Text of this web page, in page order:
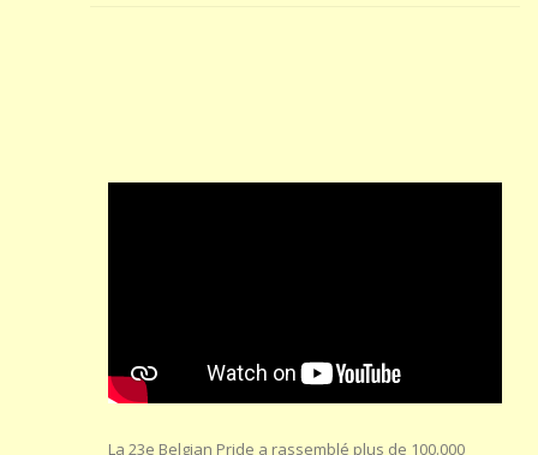
La 23e Belgian Pride a rassemblé plus de 100.000